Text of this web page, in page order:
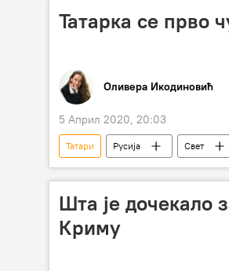
Татарка се прво
Оливера Икодиновић
5 Април 2020, 20:03
Татари Русија Свет
обичаји
специјалитети
Шта је дочекало
Криму